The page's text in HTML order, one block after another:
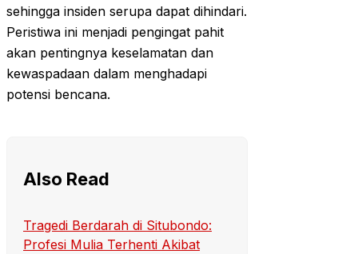
sehingga insiden serupa dapat dihindari.
Peristiwa ini menjadi pengingat pahit
akan pentingnya keselamatan dan
kewaspadaan dalam menghadapi
potensi bencana.
Also Read
Tragedi Berdarah di Situbondo:
Profesi Mulia Terhenti Akibat